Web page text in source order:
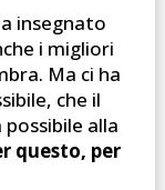
insegnato
i migliori
Ma ci ha
che il
alla
questo, per